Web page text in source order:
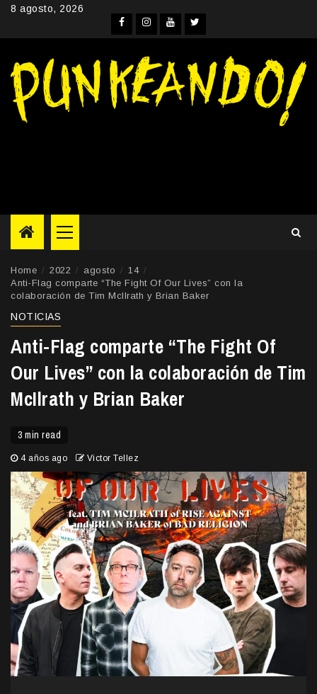
Skip8 agosto, 2026
Facebook
Instagram
YouTube
Twitter
Primary
Menu
Home 2022 agosto
14
Anti-Flag comparte “The Fight Of Our Lives” con la
colaboración de Tim McIlrath y Brian Baker
NOTICIAS
Anti-Flag comparte “The Fight Of
Our Lives” con la colaboración de Tim
McIlrath y Brian Baker
3 min read
4 años ago Victor Tellez